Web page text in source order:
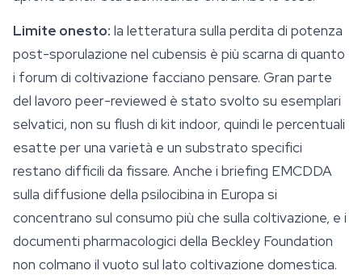
Limite onesto: la letteratura sulla perdita di potenza
post-sporulazione nel cubensis è più scarna di quanto
i forum di coltivazione facciano pensare. Gran parte
del lavoro peer-reviewed è stato svolto su esemplari
selvatici, non su flush di kit indoor, quindi le percentuali
esatte per una varietà e un substrato specifici
restano difficili da fissare. Anche i briefing EMCDDA
sulla diffusione della psilocibina in Europa si
concentrano sul consumo più che sulla coltivazione, e i
documenti pharmacologici della Beckley Foundation
non colmano il vuoto sul lato coltivazione domestica.